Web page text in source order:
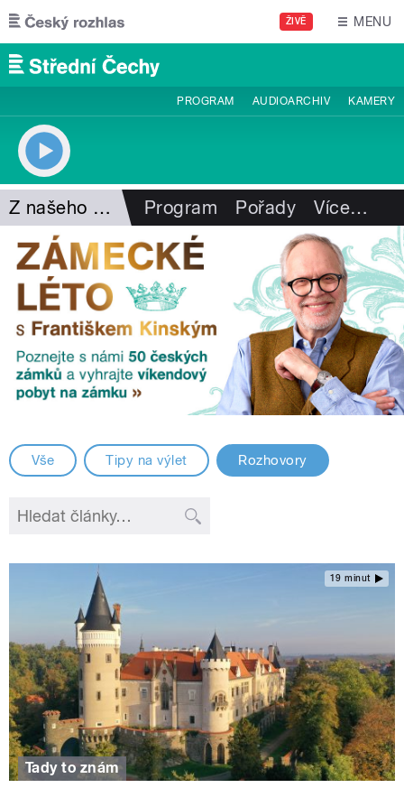
Přejít k hlavnímu obsahu
ŽIVĚ MENU
PROGRAM AUDIOARCHIV KAMERY
Z našeho vysílání Program Pořady Více…
Vše Tipy na výlet Rozhovory
19 minut
Tady to znám